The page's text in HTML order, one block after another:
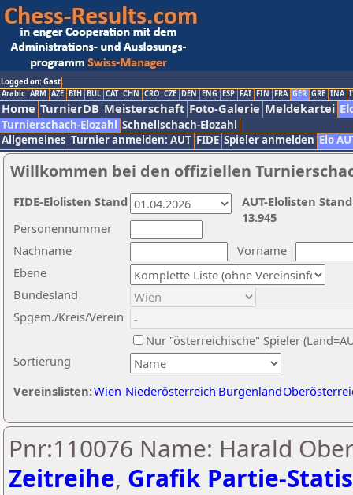
Logged on: Gast
Arabic ARM AZE BIH BUL CAT CHN CRO CZE DEN ENG ESP FAI FIN FRA GER GRE INA
Home TurnierDB Meisterschaft Foto-Galerie Meldekartei
Turnierschach-Elozahl Schnellschach-Elozahl
Allgemeines Turnier anmelden: AUT FIDE Spieler anmelden Elo
Willkommen bei den offiziellen
Nachname
Vorname
Ebene
Sortierung
Personennummer
Bundesland
Spgem./Kreis/Verein
Nur "österreichische" Spieler
Vereinslisten:Wien Niederösterreich Burgenland
AUT-Elolisten
13.945
FIDE-Elolisten Stand
Pnr:110076 Name: Harald
Zeitreihe, Grafik Partie-